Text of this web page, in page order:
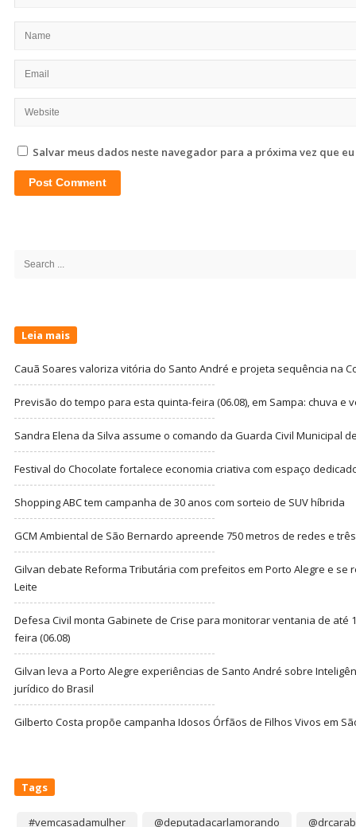
Salvar meus dados neste navegador para a próxima vez que
Leia mais
Cauã Soares valoriza vitória do Santo André e projeta sequência na
Previsão do tempo para esta quinta-feira (06.08), em Sampa: chuva e
Sandra Elena da Silva assume o comando da Guarda Civil Municipal
Festival do Chocolate fortalece economia criativa com espaço
Shopping ABC tem campanha de 30 anos com sorteio de SUV híbrida
GCM Ambiental de São Bernardo apreende 750 metros de redes e
Gilvan debate Reforma Tributária com prefeitos em Porto Alegre e se
Leite
Defesa Civil monta Gabinete de Crise para monitorar ventania de até
feira (06.08)
Gilvan leva a Porto Alegre experiências de Santo André sobre
jurídico do Brasil
Gilberto Costa propõe campanha Idosos Órfãos de Filhos Vivos em
Tags
#vemcasadamulher @deputadacarlamorando